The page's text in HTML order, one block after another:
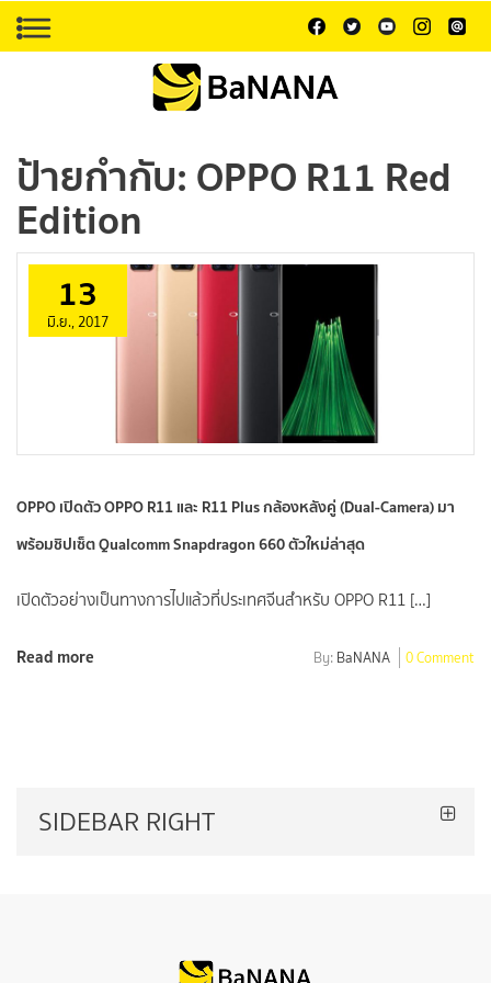
ป้ายกำกับ:OPPO R11 Red
Edition
13
มิ.ย., 2017
OPPO เปิดตัว OPPO R11 และ R11 Plus กล้องหลังคู่ (Dual-Camera) มา
พร้อมชิปเซ็ต Qualcomm Snapdragon 660 ตัวใหม่ล่าสุด
เปิดตัวอย่างเป็นทางการไปแล้วที่ประเทศจีนสำหรับ OPPO R11 […]
Read more By: BaNANA 0 Comment
SIDEBAR RIGHT